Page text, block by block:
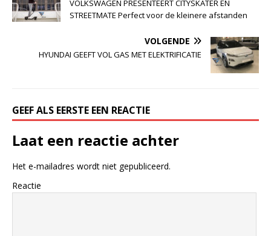
VOLKSWAGEN PRESENTEERT CITYSKATER EN
STREETMATE Perfect voor de kleinere afstanden
VOLGENDE
HYUNDAI GEEFT VOL GAS MET ELEKTRIFICATIE
GEEF ALS EERSTE EEN REACTIE
Laat een reactie achter
Het e-mailadres wordt niet gepubliceerd.
Reactie